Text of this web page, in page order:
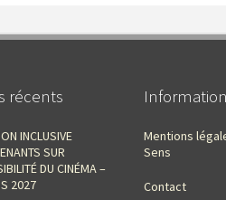
récents
INCLUSIVE
SUR
DU CINÉMA –
2027
Mentions
Sens
Contact